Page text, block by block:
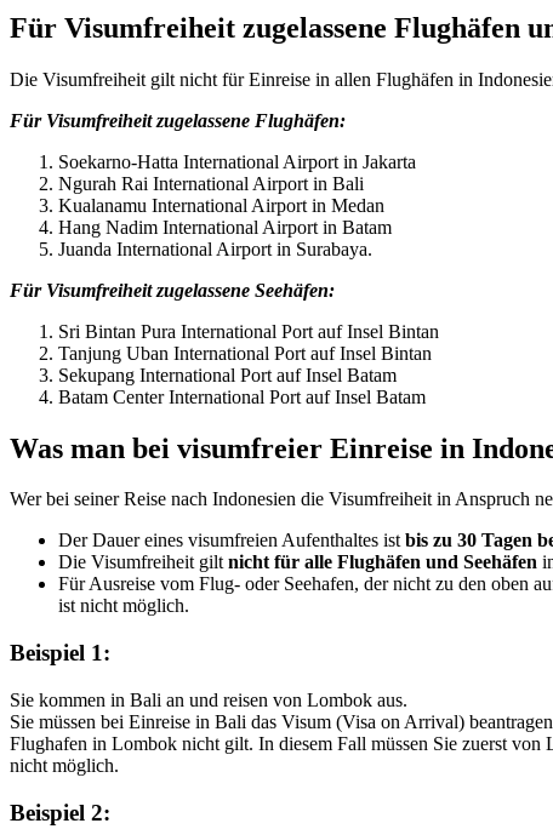
Für Visumfreiheit zugelassene Flughäfen
Die Visumfreiheit gilt nicht für Einreise in allen Flughäfen in
Für Visumfreiheit zugelassene Flughäfen:
Soekarno-Hatta International Airport in Jakarta
Ngurah Rai International Airport in Bali
Kualanamu International Airport in Medan
Hang Nadim International Airport in Batam
Juanda International Airport in Surabaya.
Für Visumfreiheit zugelassene Seehäfen:
Sri Bintan Pura International Port auf Insel Bintan
Tanjung Uban International Port auf Insel Bintan
Sekupang International Port auf Insel Batam
Batam Center International Port auf Insel Batam
Was man bei visumfreier Einreise in
Wer bei seiner Reise nach Indonesien die Visumfreiheit in Anspruch
Der Dauer eines visumfreien Aufenthaltes istbis zu 30 Tagen
Die Visumfreiheit giltnicht für alle Flughäfen und Seehäfen
Für Ausreise vom Flug- oder Seehafen, der nicht zu den oben
ist nicht möglich.
Beispiel 1:
Sie kommen in Bali an und reisen von Lombok aus.
Sie müssen bei Einreise in Bali das Visum (Visa on Arrival)
Flughafen in Lombok nicht gilt. In diesem Fall müssen Sie zuerst
nicht möglich.
Beispiel 2: